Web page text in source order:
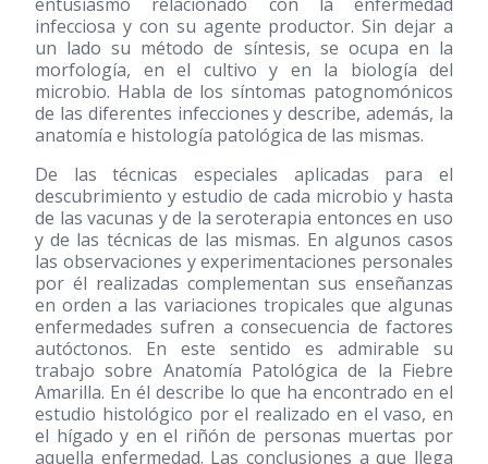
infecciosa y con su agente productor. Sin dejar a
un lado su método de síntesis, se ocupa en la
morfología, en el cultivo y en la biología del
microbio. Habla de los síntomas patognomónicos
de las diferentes infecciones y describe, además, la
anatomía e histología patológica de las mismas.
De las técnicas especiales aplicadas para el
descubrimiento y estudio de cada microbio y hasta
de las vacunas y de la seroterapia entonces en uso
y de las técnicas de las mismas. En algunos casos
las observaciones y experimentaciones personales
por él realizadas complementan sus enseñanzas
en orden a las variaciones tropicales que algunas
enfermedades sufren a consecuencia de factores
autóctonos. En este sentido es admirable su
trabajo sobre Anatomía Patológica de la Fiebre
Amarilla. En él describe lo que ha encontrado en el
estudio histológico por el realizado en el vaso, en
el hígado y en el riñón de personas muertas por
aquella enfermedad. Las conclusiones a que llega